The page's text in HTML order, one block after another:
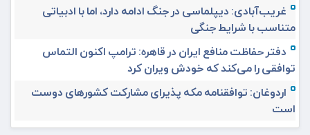
غریب‌آبادی: دیپلماسی در جنگ ادامه دارد، اما با ادبیاتی
متناسب با شرایط جنگی
دفتر حفاظت منافع ایران در قاهره: ترامپ اکنون التماس
توافقی را می‌کند که خودش ویران کرد
اردوغان: توافقنامه مکه پذیرای مشارکت کشورهای دوست
است